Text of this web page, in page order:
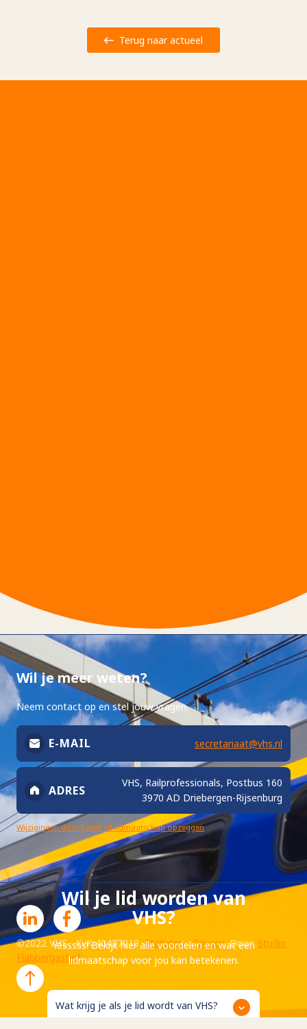
Terug naar actueel
Wil je lid worden van
VHS?
Yesssss! Bekijk hier alle voordelen en wat een
lidmaatschap voor jou kan betekenen.
Wat krijg je als je lid wordt van VHS?
Wil je meer weten?
Neem contact op en stel jouw vragen.
E-MAIL secretariaat@vhs.nl
ADRES
VHS, Railprofessionals, Postbus 160
3970 AD Driebergen-Rijsenburg
Wijzigingen doorgeven of lidmaatschap opzeggen
©2022 VHS KvK 40477010Statuten PrivacyDoor: Studio
Flabbergasted